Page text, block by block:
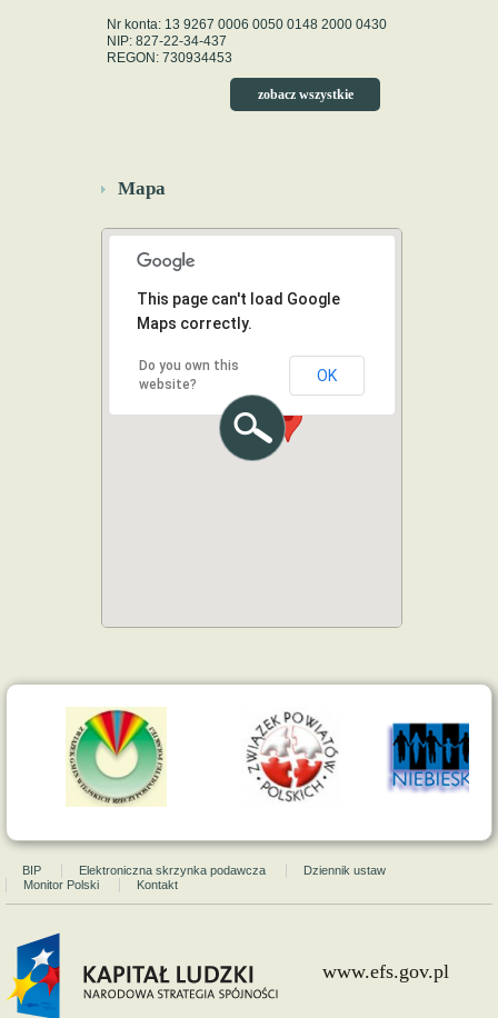
Nr konta: 13 9267 0006 0050 0148 2000 0430
NIP: 827-22-34-437
REGON: 730934453
zobacz wszystkie
Mapa
This page can't load Google
Maps correctly.
Do you own this
website?
OK
BIP Elektroniczna skrzynka podawcza
Dziennik ustaw
Monitor Polski
Kontakt
www.efs.gov.pl